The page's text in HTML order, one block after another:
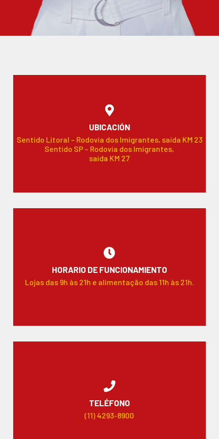
UBICACIÓN
Sentido Litoral – Rodovia dos Imigrantes, saída KM 23
Sentido SP – Rodovia dos Imigrantes,
saída KM 27
HORARIO DE FUNCIONAMIENTO
Lojas das 9h às 21h e alimentação das 11h às 21h.
TELÉFONO
(11) 4293-8900